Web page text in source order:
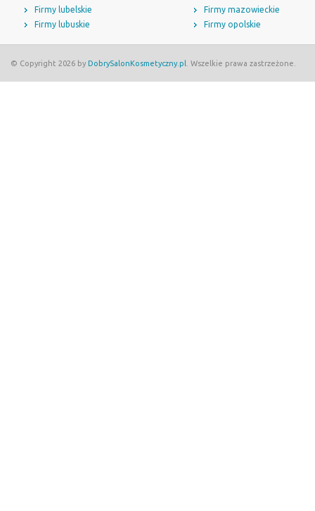
Firmy lubelskie
Firmy lubuskie
Firmy mazowieckie
Firmy opolskie
© Copyright 2026 by DobrySalonKosmetyczny.pl . Wszelkie prawa zastrzeżone.